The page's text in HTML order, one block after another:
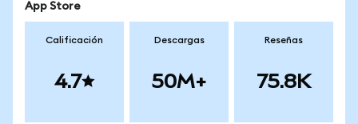
App Store
Calificación
4.7
Descargas
50M+
Reseñas
75.8K